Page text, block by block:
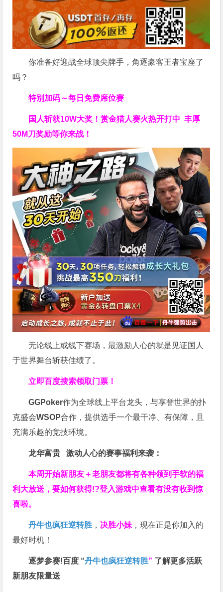
你准备好迎战全球顶尖牌手，角逐豪客王者宝座了
吗？
特别加码～每日免费席位赛
国人斩获10W大奖！赏金猎人赛火热开打中 丰厚
50M刀奖励等你来战！
无论线上或线下赛场，最激励人心的就是见证国人
于世界舞台斩获佳绩了。
立即百度搜索领取门票！
GGPoker作为全球线上平台龙头，与享誉世界的扑
克盛会WSOP合作，提供选手一个最干净、有保障，且
充满乐趣的竞技环境。
龙华富贵 激动人心的赛事福利来袭：
本周开始新朋友＋老朋友都将有各种领到手软的福
利大放送，要如何获得!?登入游戏中查看有没有收到惊
喜啦。
丹牛也疯狂逆转胜 ， 决胜小妹 ，现在正是你加入的
最好时机！
逐梦参赛!百度 “丹牛也疯狂逆转胜” 了解更多活跃
新朋友限量送